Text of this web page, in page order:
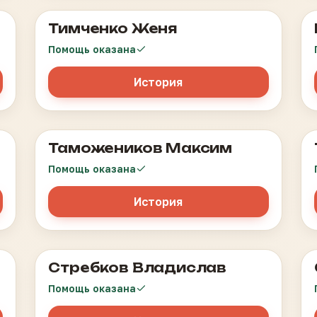
Острый лимфобластный лейкоз
Тимченко Женя
Помощь оказана
История
Послеожоговый рубцовый стеноз пищевода,
отверстия диафрагмы
Таможеников Максим
Помощь оказана
История
Сложный парциальный эпилептический статус,
Стребков Владислав
Помощь оказана